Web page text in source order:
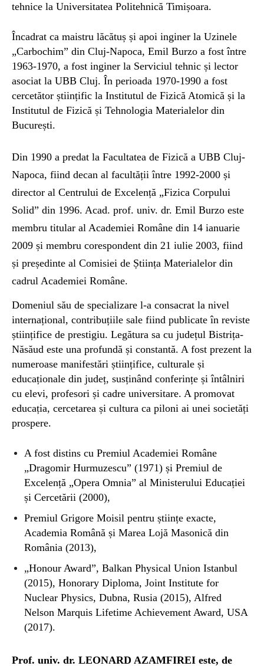
tehnice la Universitatea Politehnică Timișoara.
Încadrat ca maistru lăcătuș și apoi inginer la Uzinele
„Carbochim” din Cluj-Napoca, Emil Burzo a fost între
1963-1970, a fost inginer la Serviciul tehnic și lector
asociat la UBB Cluj. În perioada 1970-1990 a fost
cercetător științific la Institutul de Fizică Atomică și la
Institutul de Fizică și Tehnologia Materialelor din
București.
Din 1990 a predat la Facultatea de Fizică a UBB Cluj-
Napoca, fiind decan al facultății între 1992-2000 și
director al Centrului de Excelență „Fizica Corpului
Solid” din 1996. Acad. prof. univ. dr. Emil Burzo este
membru titular al Academiei Române din 14 ianuarie
2009 și membru corespondent din 21 iulie 2003, fiind
și președinte al Comisiei de Știința Materialelor din
cadrul Academiei Române.
Domeniul său de specializare l-a consacrat la nivel
internațional, contribuțiile sale fiind publicate în reviste
științifice de prestigiu. Legătura sa cu județul Bistrița-
Năsăud este una profundă și constantă. A fost prezent la
numeroase manifestări științifice, culturale și
educaționale din județ, susținând conferințe și întâlniri
cu elevi, profesori și cadre universitare. A promovat
educația, cercetarea și cultura ca piloni ai unei societăți
prospere.
A fost distins cu Premiul Academiei Române
„Dragomir Hurmuzescu” (1971) și Premiul de
Excelență „Opera Omnia” al Ministerului Educației
și Cercetării (2000),
Premiul Grigore Moisil pentru științe exacte,
Academia Română și Marea Lojă Masonică din
România (2013),
„Honour Award”, Balkan Physical Union Istanbul
(2015), Honorary Diploma, Joint Institute for
Nuclear Physics, Dubna, Rusia (2015), Alfred
Nelson Marquis Lifetime Achievement Award, USA
(2017).
Prof. univ. dr. LEONARD AZAMFIREI este, de